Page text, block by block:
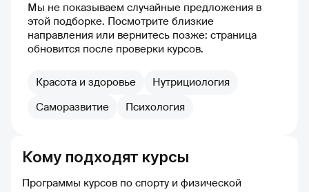
Мы не показываем случайные предложения в
этой подборке. Посмотрите близкие
направления или вернитесь позже: страница
обновится после проверки курсов.
Красота и здоровье
Нутрициология
Саморазвитие
Психология
Кому подходят курсы
Программы курсов по спорту и физической